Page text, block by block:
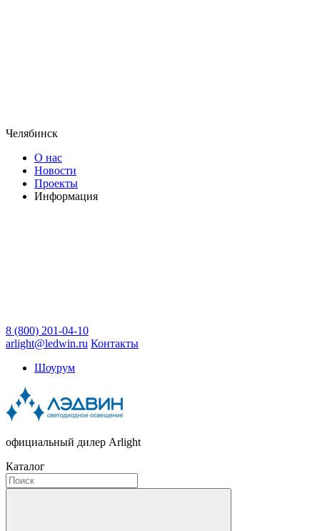
Челябинск
О нас
Новости
Проекты
Информация
8 (800) 201-04-10
arlight@ledwin.ru Контакты
Шоурум
официальный дилер Arlight
Каталог